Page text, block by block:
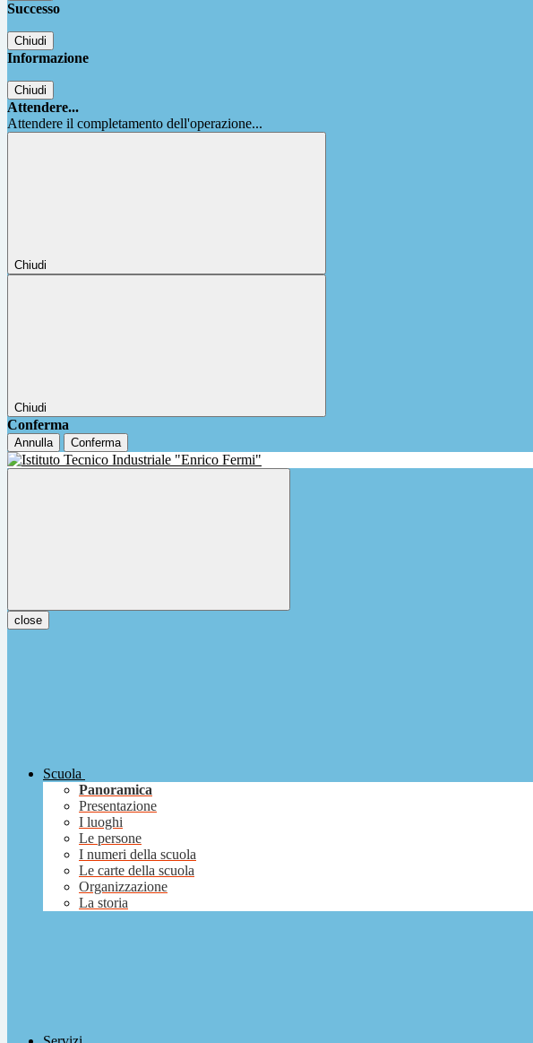
Successo
Chiudi
Informazione
Chiudi
Attendere...
Attendere il completamento dell'operazione...
Chiudi
Chiudi
Conferma
Annulla Conferma
close
Scuola
Panoramica
Presentazione
I luoghi
Le persone
I numeri della scuola
Le carte della scuola
Organizzazione
La storia